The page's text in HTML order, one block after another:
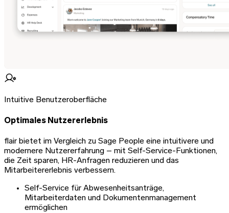
Intuitive Benutzeroberfläche
Optimales Nutzererlebnis
flair bietet im Vergleich zu Sage People eine intuitivere und
modernere Nutzererfahrung – mit Self-Service-Funktionen,
die Zeit sparen, HR-Anfragen reduzieren und das
Mitarbeitererlebnis verbessern.
Self-Service für Abwesenheitsanträge,
Mitarbeiterdaten und Dokumentenmanagement
ermöglichen